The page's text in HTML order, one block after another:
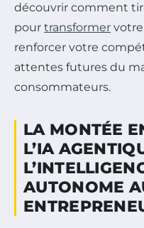
découvrir comment
pour transformer
renforcer votre
attentes futures du
consommateurs.
LA MONTÉE
L’IA
AUTONOME